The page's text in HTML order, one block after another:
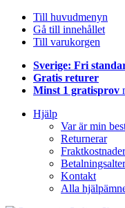
Till huvudmenyn
Gå till innehållet
Till varukorgen
Sverige: Fri
Gratis returer
Minst 1 gratisprov
Hjälp
Var är min
Returnerar
Fraktkostnader
Kontakt
Alla